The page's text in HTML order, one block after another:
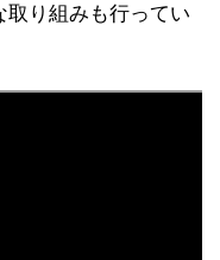
取り組みも行ってい